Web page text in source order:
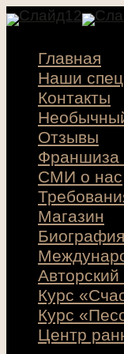
Главная
Наши
Контакты
Отзывы
Франшиза
СМИ о нас
Магазин
Курс
Курс
Центр